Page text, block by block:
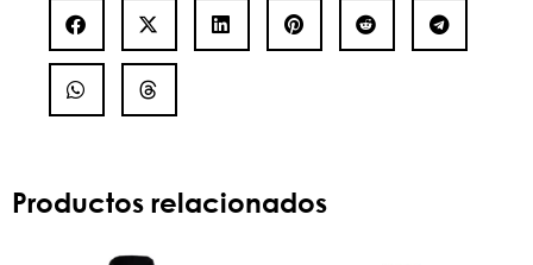
Productos relacionados